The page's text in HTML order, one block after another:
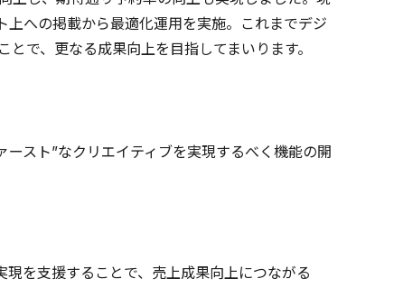
への掲載から最適化運用を実施。これまでデジ
で、更なる成果向上を目指してまいります。
スト”なクリエイティブを実現するべく機能の開
を支援することで、売上成果向上につながる